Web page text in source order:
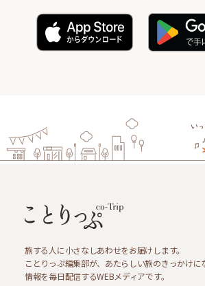
旅する人に小さなしあわせをお届けします。
ことりっぷ編集部が、あたらしい旅のきっかけに
情報を毎日配信するWEBメディアです。